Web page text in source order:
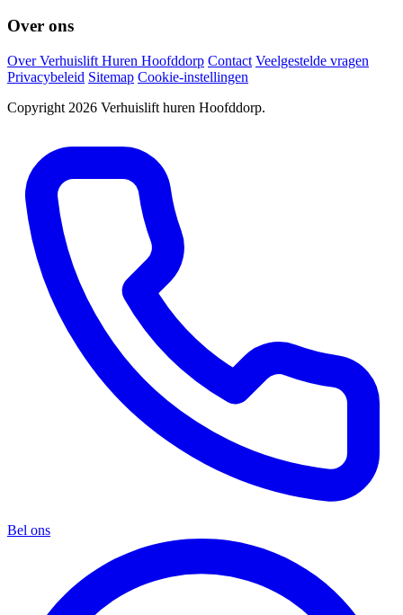
Over ons
Over Verhuislift Huren Hoofddorp Contact Veelgestelde vragen
Privacybeleid Sitemap Cookie-instellingen
Copyright 2026 Verhuislift huren Hoofddorp.
Bel ons